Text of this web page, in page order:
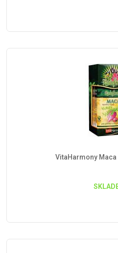
VitaHarmony